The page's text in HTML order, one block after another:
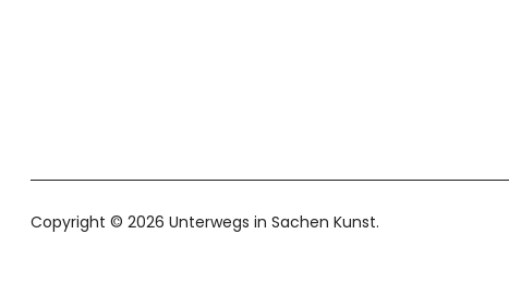
Copyright © 2026 Unterwegs in Sachen Kunst